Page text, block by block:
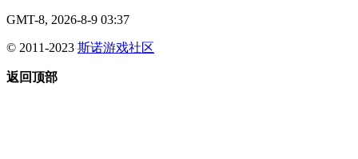
GMT-8, 2026-8-9 03:37
© 2011-2023 斯诺游戏社区
返回顶部